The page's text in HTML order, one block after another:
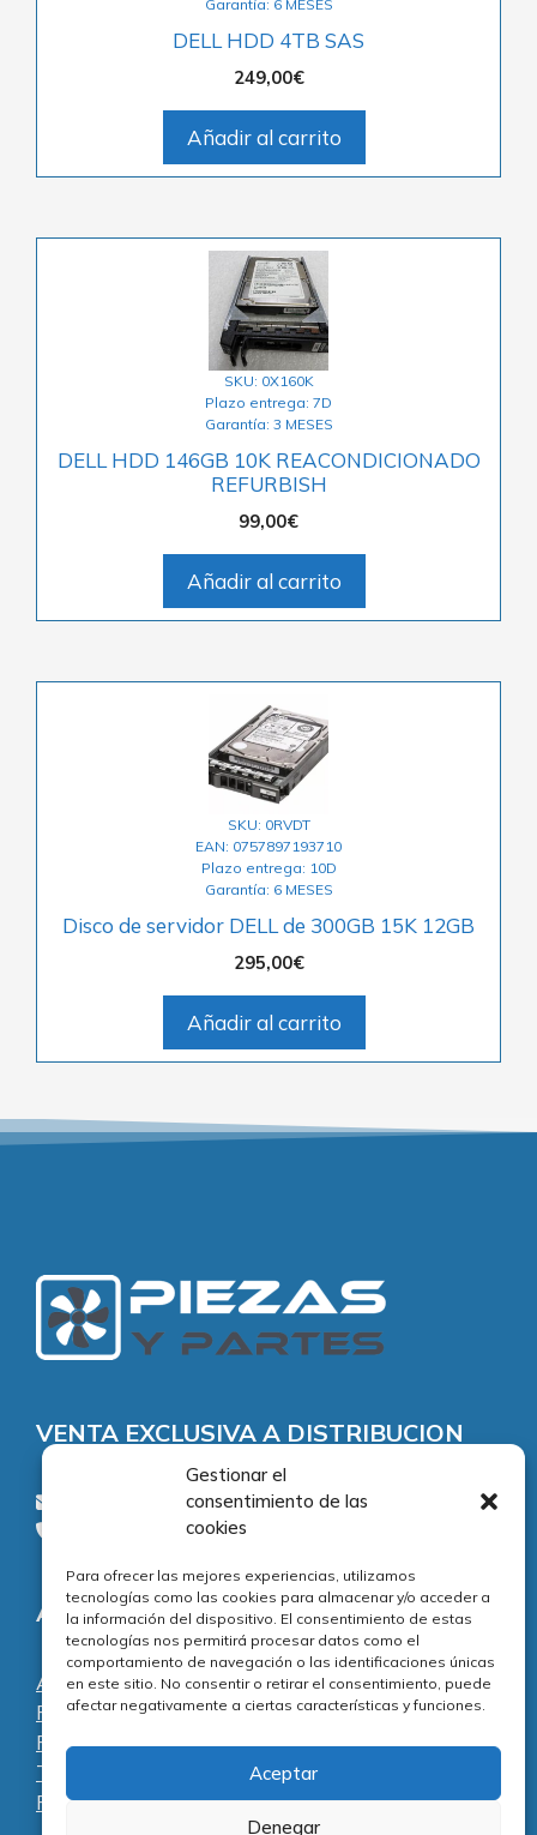
Gestionar el
consentimiento de las
cookies
Para ofrecer las mejores experiencias, utilizamos
tecnologías como las cookies para almacenar y/o acceder a
la información del dispositivo. El consentimiento de estas
tecnologías nos permitirá procesar datos como el
comportamiento de navegación o las identificaciones únicas
en este sitio. No consentir o retirar el consentimiento, puede
afectar negativamente a ciertas características y funciones.
Aceptar
Denegar
Garantía: 6 MESES
DELL HDD 4TB SAS
249,00€
Añadir al carrito
SKU: 0X160K
Plazo entrega: 7D
Garantía: 3 MESES
DELL HDD 146GB 10K REACONDICIONADO
REFURBISH
99,00€
Añadir al carrito
SKU: 0RVDT
EAN: 0757897193710
Plazo entrega: 10D
Garantía: 6 MESES
Disco de servidor DELL de 300GB 15K 12GB
295,00€
Añadir al carrito
VENTA EXCLUSIVA A DISTRIBUCION
consultas@piezasypartes.es
Tel.: 91 811 73 02
Adecuación normativa
Aviso legal
Política de privacidad
Política de cookies
Términos y condiciones
Preguntas frecuentes